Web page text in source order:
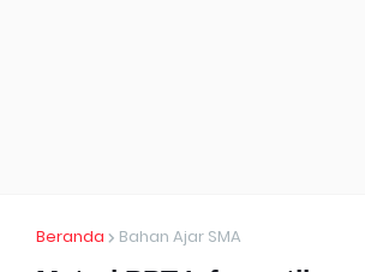
Beranda Bahan Ajar SMA